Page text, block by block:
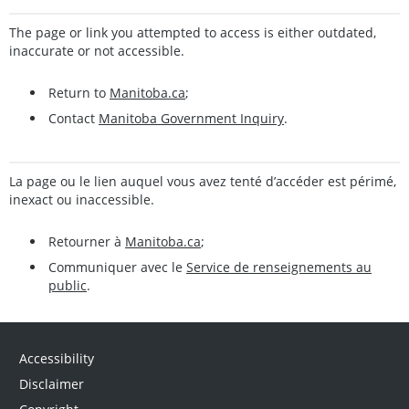
The page or link you attempted to access is either outdated,
inaccurate or not accessible.
Return to Manitoba.ca;
Contact Manitoba Government Inquiry.
La page ou le lien auquel vous avez tenté d’accéder est périmé,
inexact ou inaccessible.
Retourner à Manitoba.ca;
Communiquer avec le Service de renseignements au
public.
Accessibility
Disclaimer